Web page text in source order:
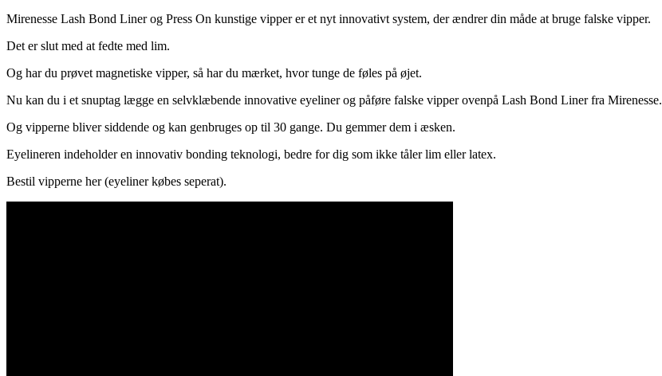
Mirenesse Lash Bond Liner og Press On kunstige vipper er et nyt innovativt system, der ændrer din måde at bruge falske vipper.
Det er slut med at fedte med lim.
Og har du prøvet magnetiske vipper, så har du mærket, hvor tunge de føles på øjet.
Nu kan du i et snuptag lægge en selvklæbende innovative eyeliner og påføre falske vipper ovenpå Lash Bond Liner fra Mirenesse.
Og vipperne bliver siddende og kan genbruges op til 30 gange. Du gemmer dem i æsken.
Eyelineren indeholder en innovativ bonding teknologi, bedre for dig som ikke tåler lim eller latex.
Bestil vipperne her (eyeliner købes seperat).